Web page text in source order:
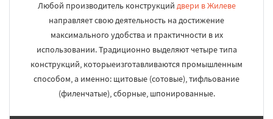
Любой производитель конструкций двери в Жилеве
направляет свою деятельность на достижение
максимального удобства и практичности в их
использовании. Традиционно выделяют четыре типа
конструкций, которыеизготавливаются промышленным
способом, а именно: щитовые (сотовые), тифльование
(филенчатые), сборные, шпонированные.